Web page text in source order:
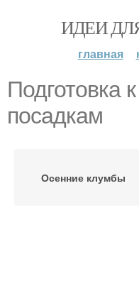
ИДЕИ
главная
Подготовка
посадкам
Осенние клумбы